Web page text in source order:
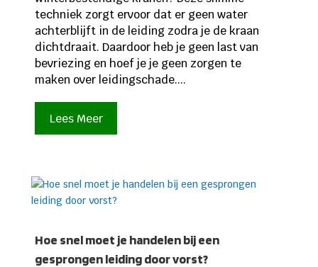
techniek zorgt ervoor dat er geen water
achterblijft in de leiding zodra je de kraan
dichtdraait. Daardoor heb je geen last van
bevriezing en hoef je je geen zorgen te
maken over leidingschade....
Lees Meer
Hoe snel moet je handelen bij een
gesprongen leiding door vorst?